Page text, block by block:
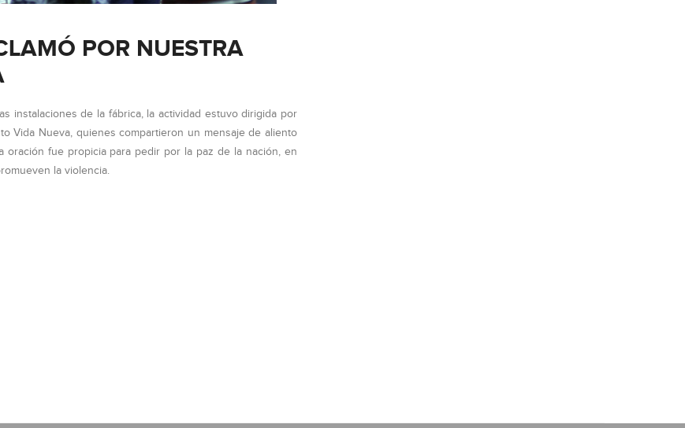
POR NUESTRA
instalaciones de la fábrica, la actividad estuvo dirigida por
Vida Nueva, quienes compartieron un mensaje de aliento
oración fue propicia para pedir por la paz de la nación, en
la violencia.